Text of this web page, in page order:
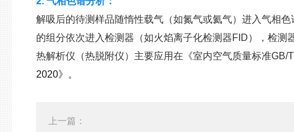
解吸后的待测样品随惰性载气（如氮气或氦气）进入气相
的组分依次进入检测器（如火焰离子化检测器FID），检测
热解析仪（热脱附仪）主要应用在《室内空气质量标准GB/
2020》。
上一篇：